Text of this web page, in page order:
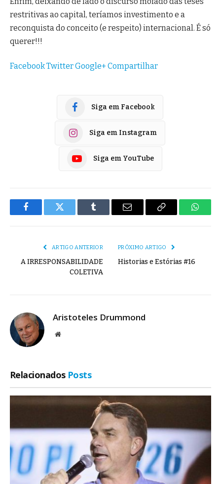
restritivas ao capital, teríamos investimento e a
reconquista do conceito (e respeito) internacional. É só
querer!!!
FacebookTwitterGoogle+Compartilhar
Siga em Facebook
Siga em Instagram
Siga em YouTube
FacebookTwitter Tumblr
E-
Copiar
ARTIGO ANTERIOR
A IRRESPONSABILIDADE
COLETIVA
PRÓXIMO ARTIGO
Historias e Estórias #16
Aristoteles Drummond
Site
Relacionados Posts